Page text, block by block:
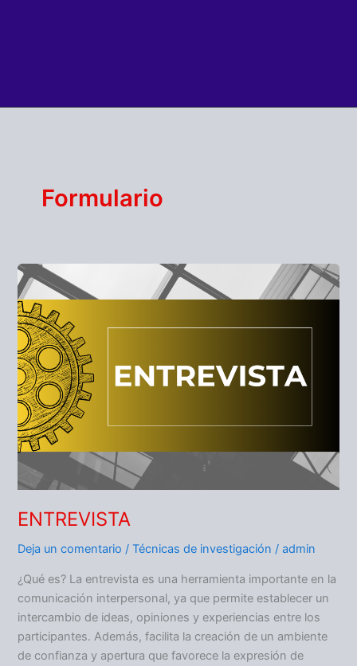
Formulario
ENTREVISTA
Deja un comentario /Técnicas de investigación /admin
¿Qué es? La entrevista es una herramienta importante en la
comunicación interpersonal, ya que permite establecer un
intercambio de ideas, opiniones y experiencias entre los
participantes. Además, facilita la creación de un ambiente
de confianza y apertura que favorece la expresión de
ENTREVISTA